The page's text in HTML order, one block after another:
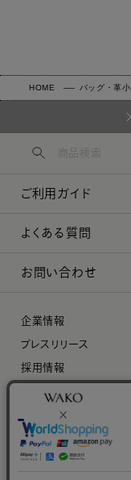
HOME バッグ・革
ご利用ガイド
よくある質問
お問い合わせ
企業情報
プレスリリース
採用情報
特定商取引に関する法
プライバシーポリシー